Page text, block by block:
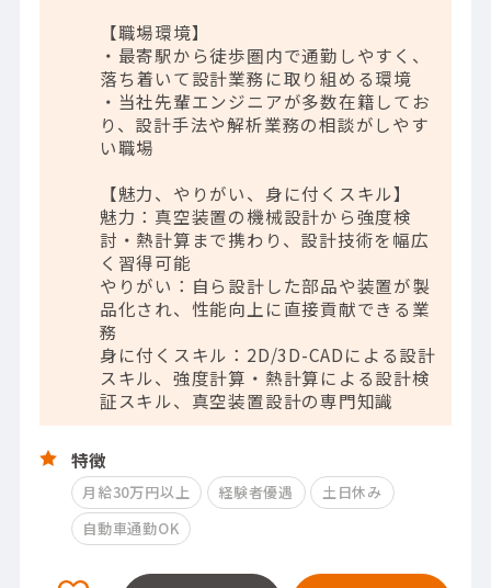
【職場環境】
・最寄駅から徒歩圏内で通勤しやすく、
落ち着いて設計業務に取り組める環境
・当社先輩エンジニアが多数在籍してお
り、設計手法や解析業務の相談がしやす
い職場
【魅力、やりがい、身に付くスキル】
魅力：真空装置の機械設計から強度検
討・熱計算まで携わり、設計技術を幅広
く習得可能
やりがい：自ら設計した部品や装置が製
品化され、性能向上に直接貢献できる業
務
身に付くスキル：2D/3D-CADによる設計
スキル、強度計算・熱計算による設計検
証スキル、真空装置設計の専門知識
特徴
月給30万円以上 経験者優遇
土日休み
自動車通勤OK